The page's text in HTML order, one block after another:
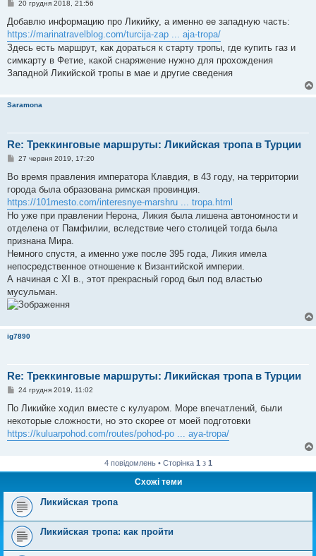
П
в
д
о
м
л
е
н
20 грудня 2018, 21:56
Добавлю информацию про Ликийку, а именно ее западную часть:
https://marinatravelblog.com/turcija-zap ... aja-tropa/
Здесь есть маршрут, как дораться к старту тропы, где купить газ и
симкарту в Фетие, какой снаряжение нужно для прохождения
Западной Ликийской тропы в мае и другие сведения
Saramona
Re: Треккинговые маршруты: Ликийская тропа в Турции
П
в
д
о
м
л
е
н
н
я
27 червня 2019, 17:20
Во время правления императора Клавдия, в 43 году, на территории
города была образована римская провинция.
https://101mesto.com/interesnye-marshru ... tropa.html
Но уже при правлении Нерона, Ликия была лишена автономности и
отделена от Памфилии, вследствие чего столицей тогда была
признана Мира.
Немного спустя, а именно уже после 395 года, Ликия имела
непосредственное отношение к Византийской империи.
А начиная с XI в., этот прекрасный город был под властью
мусульман.
ig7890
Re: Треккинговые маршруты: Ликийская тропа в Турции
П
в
д
о
м
н
24 грудня 2019, 11:02
По Ликийке ходил вместе с кулуаром. Море впечатлений, были
некоторые сложности, но это скорее от моей подготовки
https://kuluarpohod.com/routes/pohod-po ... aya-tropa/
4 повідомлень • Сторінка 1 з 1
Схожі теми
Ликийская тропа
Ликийская тропа: как пройти